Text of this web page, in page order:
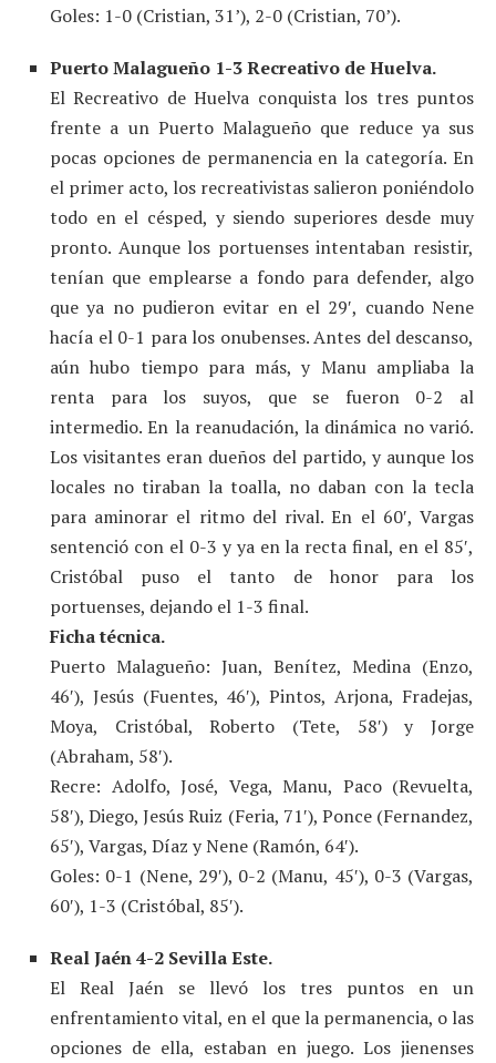
Goles: 1-0 (Cristian, 31’), 2-0 (Cristian, 70’).
Puerto Malagueño 1-3 Recreativo de Huelva.
El Recreativo de Huelva conquista los tres puntos
frente a un Puerto Malagueño que reduce ya sus
pocas opciones de permanencia en la categoría. En
el primer acto, los recreativistas salieron poniéndolo
todo en el césped, y siendo superiores desde muy
pronto. Aunque los portuenses intentaban resistir,
tenían que emplearse a fondo para defender, algo
que ya no pudieron evitar en el 29′, cuando Nene
hacía el 0-1 para los onubenses. Antes del descanso,
aún hubo tiempo para más, y Manu ampliaba la
renta para los suyos, que se fueron 0-2 al
intermedio. En la reanudación, la dinámica no varió.
Los visitantes eran dueños del partido, y aunque los
locales no tiraban la toalla, no daban con la tecla
para aminorar el ritmo del rival. En el 60′, Vargas
sentenció con el 0-3 y ya en la recta final, en el 85′,
Cristóbal puso el tanto de honor para los
portuenses, dejando el 1-3 final.
Ficha técnica.
Puerto Malagueño: Juan, Benítez, Medina (Enzo,
46′), Jesús (Fuentes, 46′), Pintos, Arjona, Fradejas,
Moya, Cristóbal, Roberto (Tete, 58′) y Jorge
(Abraham, 58′).
Recre: Adolfo, José, Vega, Manu, Paco (Revuelta,
58′), Diego, Jesús Ruiz (Feria, 71′), Ponce (Fernandez,
65′), Vargas, Díaz y Nene (Ramón, 64′).
Goles: 0-1 (Nene, 29′), 0-2 (Manu, 45′), 0-3 (Vargas,
60′), 1-3 (Cristóbal, 85′).
Real Jaén 4-2 Sevilla Este.
El Real Jaén se llevó los tres puntos en un
enfrentamiento vital, en el que la permanencia, o las
opciones de ella, estaban en juego. Los jienenses